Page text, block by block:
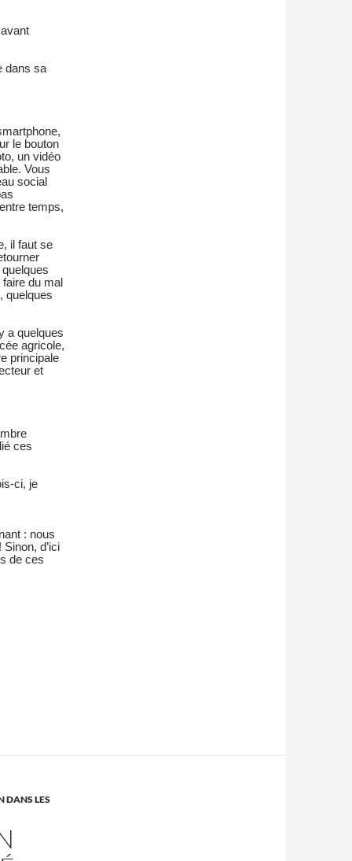
dans sa
le bouton
un vidéo
Vous
social
temps,
il faut se
du mal
quelques
a quelques
agricole,
principale
et
ces
ci, je
: nous
d’ici
de ces
DANS LES